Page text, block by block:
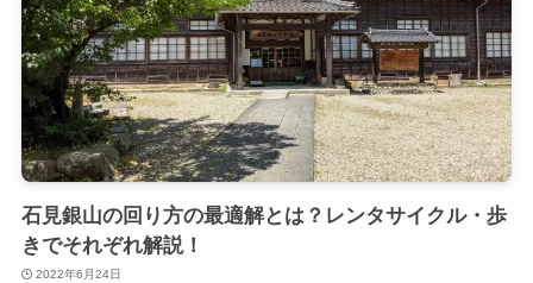
石見銀山の回り方の最適解とは？レンタサイクル・歩
きでそれぞれ解説！
2022年6月24日